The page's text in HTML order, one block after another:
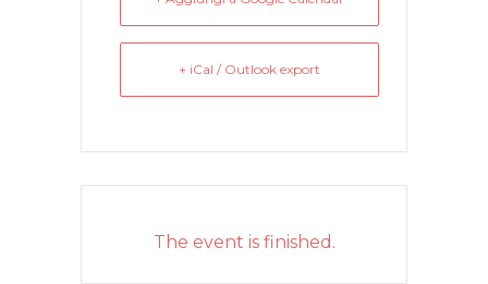
+ iCal / Outlook export
The event is finished.